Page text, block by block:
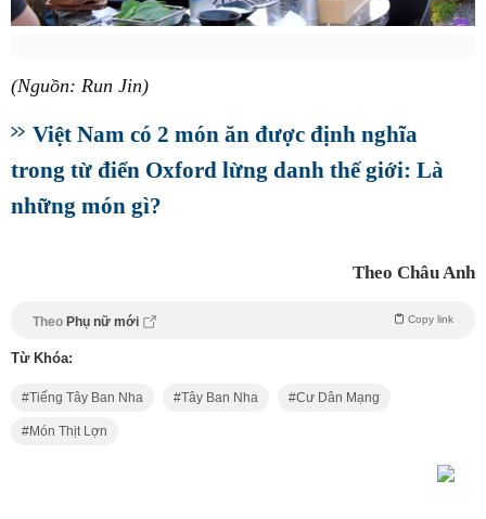
(Nguồn: Run Jin)
Việt Nam có 2 món ăn được định nghĩa
trong từ điển Oxford lừng danh thế giới: Là
những món gì?
Theo Châu Anh
Theo Phụ nữ mới Copy link
Từ Khóa:
Tiếng Tây Ban Nha Tây Ban Nha Cư Dân Mạng
Món Thịt Lợn